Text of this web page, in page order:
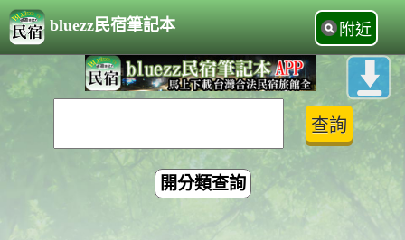
bluezz民宿筆記本 附近
開分類查詢